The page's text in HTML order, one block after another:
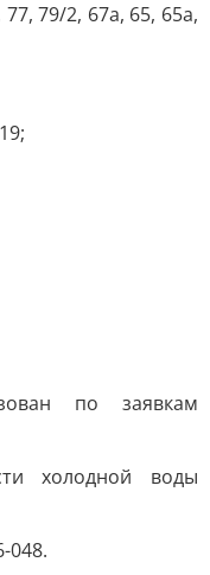
79/2, 67а, 65, 65а,
по заявкам
холодной воды
048.